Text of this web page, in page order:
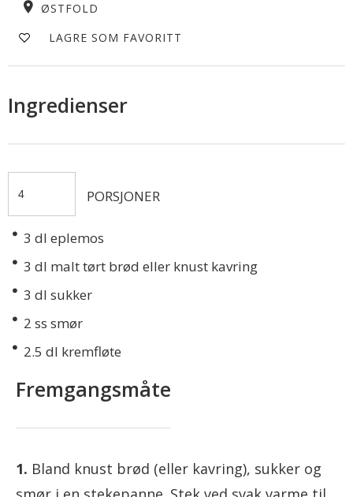
ØSTFOLD
LAGRE SOM FAVORITT
Ingredienser
PORSJONER
3 dl eplemos
3 dl malt tørt brød eller knust kavring
3 dl sukker
2 ss smør
2.5 dl kremfløte
Fremgangsmåte
Bland knust brød (eller kavring), sukker og